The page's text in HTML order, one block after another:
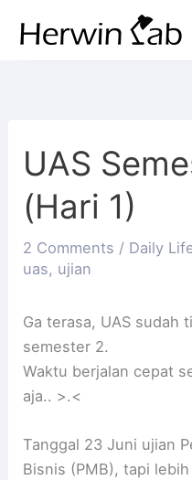
UAS
(Hari 1)
2 Comments / Daily
uas, ujian
Ga terasa, UAS sudah
semester 2.
Waktu berjalan cepat
aja.. >.<
Tanggal 23 Juni ujian
Bisnis (PMB), tapi